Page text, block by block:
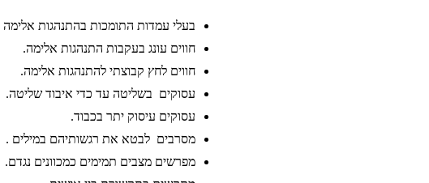
בעלי עמדות התומכות בהתנהגות אלימה
חווים עונג בעקבות התנהגות אלימה.
חווים לחץ קבוצתי להתנהגות אלימה.
עסוקים בשליטה עד כדי איבוד שליטה.
עסוקים עיסוק יתר בכבוד.
מסרבים לבטא את רגשותיהם במילים .
מפרשים מצבים תמימים כמכוונים נגדם.